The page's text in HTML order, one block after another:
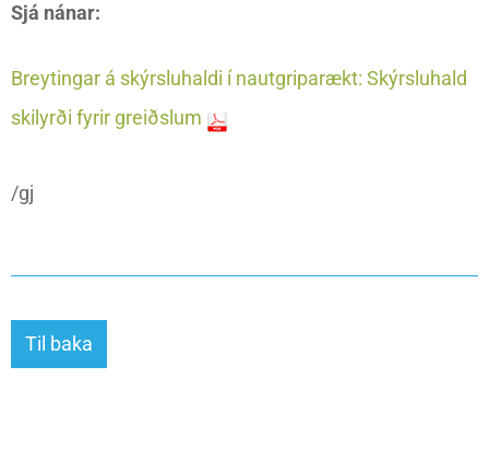
Sjá nánar:
Breytingar á skýrsluhaldi í nautgriparækt: Skýrsluhald
skilyrði fyrir greiðslum
/gj
Til baka